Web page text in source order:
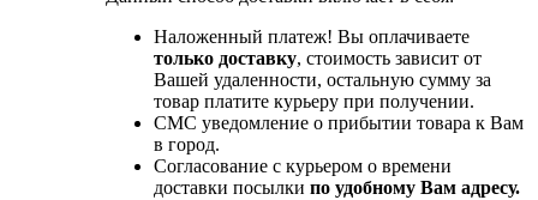
Наложенный платеж! Вы оплачиваете
только доставку, стоимость зависит от
Вашей удаленности, остальную сумму за
товар платите курьеру при получении.
СМС уведомление о прибытии товара к Вам
в город.
Согласование с курьером о времени
доставки посылки по удобному Вам адресу.